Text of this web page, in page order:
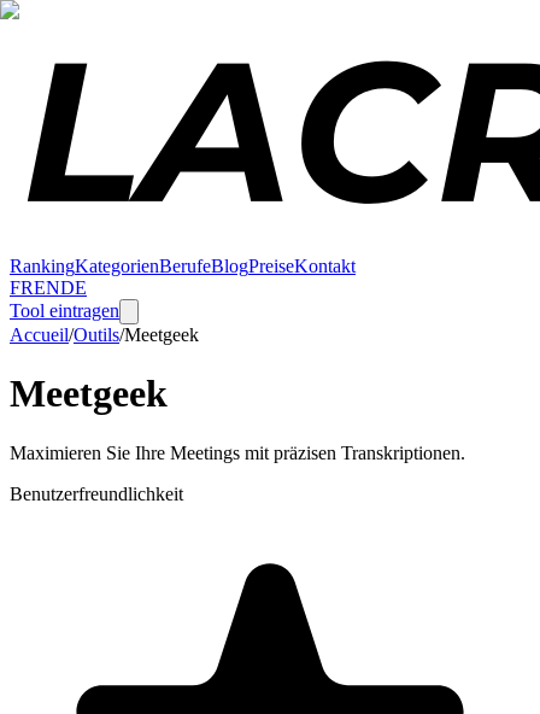
RankingKategorienBerufeBlogPreiseKontakt
FRENDE
Tool eintragen
Accueil/Outils/Meetgeek
Meetgeek
Maximieren Sie Ihre Meetings mit präzisen Transkriptionen.
Benutzerfreundlichkeit